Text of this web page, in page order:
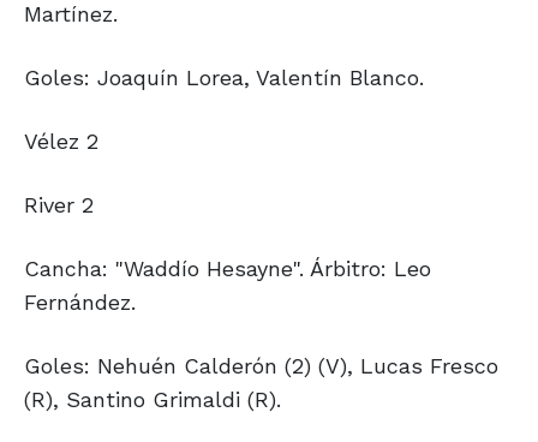
Martínez.
Goles: Joaquín Lorea, Valentín Blanco.
Vélez 2
River 2
Cancha: "Waddío Hesayne". Árbitro: Leo
Fernández.
Goles: Nehuén Calderón (2) (V), Lucas Fresco
(R), Santino Grimaldi (R).